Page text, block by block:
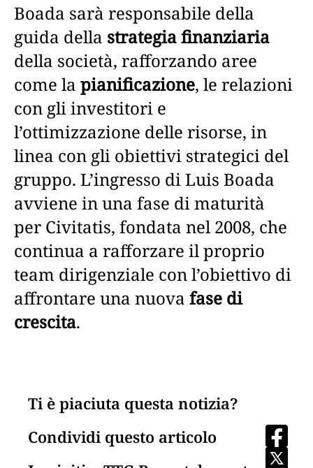
Boada sarà responsabile della
guida della strategia finanziaria
della società, rafforzando aree
come la pianificazione, le relazioni
con gli investitori e
l’ottimizzazione delle risorse, in
linea con gli obiettivi strategici del
gruppo. L’ingresso di Luis Boada
avviene in una fase di maturità
per Civitatis, fondata nel 2008, che
continua a rafforzare il proprio
team dirigenziale con l’obiettivo di
affrontare una nuova fase di
crescita.
Ti è piaciuta questa notizia?
Condividi questo articolo